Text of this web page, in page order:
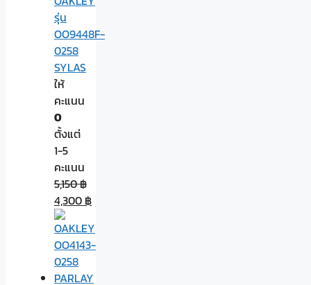
รุ่น
OO9448F-
0258
SYLAS
ให้
คะแนน
0
ตั้งแต่
1-5
คะแนน
5,150฿
4,300 ฿